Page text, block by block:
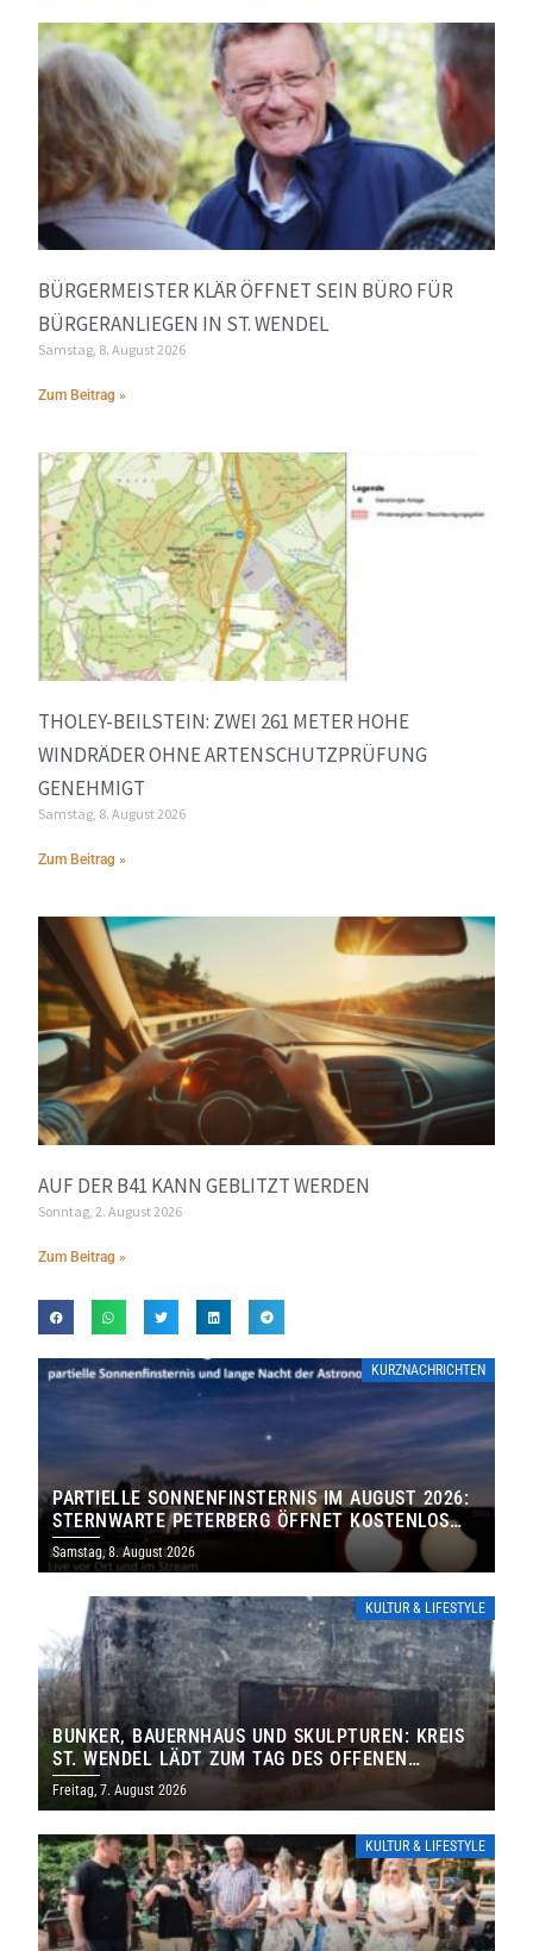
BÜRGERMEISTER KLÄR ÖFFNET SEIN BÜRO FÜR
BÜRGERANLIEGEN IN ST. WENDEL
Samstag, 8. August 2026
Zum Beitrag »
THOLEY-BEILSTEIN: ZWEI 261 METER HOHE
WINDRÄDER OHNE ARTENSCHUTZPRÜFUNG
GENEHMIGT
Samstag, 8. August 2026
Zum Beitrag »
AUF DER B41 KANN GEBLITZT WERDEN
Sonntag, 2. August 2026
Zum Beitrag »
KURZNACHRICHTEN
PARTIELLE SONNENFINSTERNIS IM AUGUST 2026:
STERNWARTE PETERBERG ÖFFNET KOSTENLOS
IHRE TORE
Samstag, 8. August 2026
KULTUR & LIFESTYLE
BUNKER, BAUERNHAUS UND SKULPTUREN: KREIS
ST. WENDEL LÄDT ZUM TAG DES OFFENEN
DENKMALS EIN
Freitag, 7. August 2026
KULTUR & LIFESTYLE